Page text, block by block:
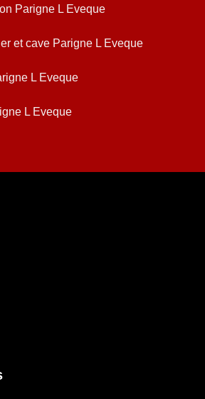
Parigne L Eveque
et cave Parigne L Eveque
L Eveque
L Eveque